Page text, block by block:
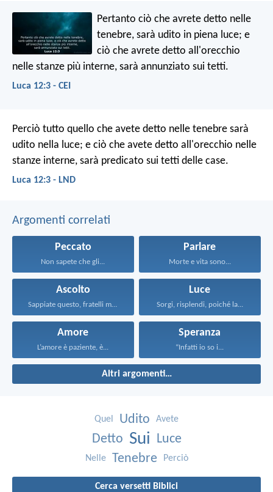
Pertanto ciò che avrete detto nelle
tenebre, sarà udito in piena luce; e
ciò che avrete detto all'orecchio
nelle stanze più interne, sarà annunziato sui tetti.
Luca 12:3 - CEI
Perciò tutto quello che avete detto nelle tenebre sarà
udito nella luce; e ciò che avete detto all'orecchio nelle
stanze interne, sarà predicato sui tetti delle case.
Luca 12:3 - LND
Argomenti correlati
Peccato
Non sapete che gli...
Parlare
Morte e vita sono...
Ascolto
Sappiate questo, fratelli miei...
Luce
Sorgi, risplendi, poiché la...
Amore
L’amore è paziente, è...
Speranza
“Infatti io so i...
Altri argomenti…
Quel Udito Avete
Detto Sui Luce
Nelle Tenebre Perciò
Cerca versetti Biblici